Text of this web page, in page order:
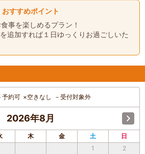
おすすめポイント
事を楽しめるプラン！
追加すれば１日ゆっくりお過ごしいた
予約可 ×空きなし － 受付対象外
2026年8月
木 金 土
日
1
2